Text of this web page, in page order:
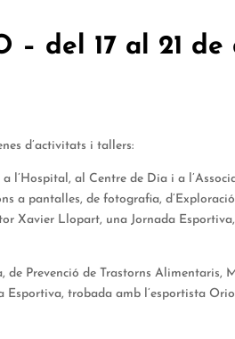
– del 17 al 21 de
d’activitats i tallers:
l’Hospital, al Centre de Dia i a
a pantalles, de fotografia,
Xavier Llopart, una Jornada Esportiva,
Prevenció de Trastorns Alimentaris,
Esportiva, trobada amb l’esportista